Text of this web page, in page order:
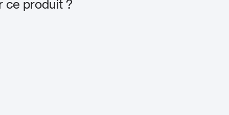
ce produit ?